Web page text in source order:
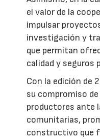
el valor de la
impulsar
investigación y
que permitan
calidad y seguros
Con la edición de
su compromiso
productores ante
comunitarias,
constructivo que